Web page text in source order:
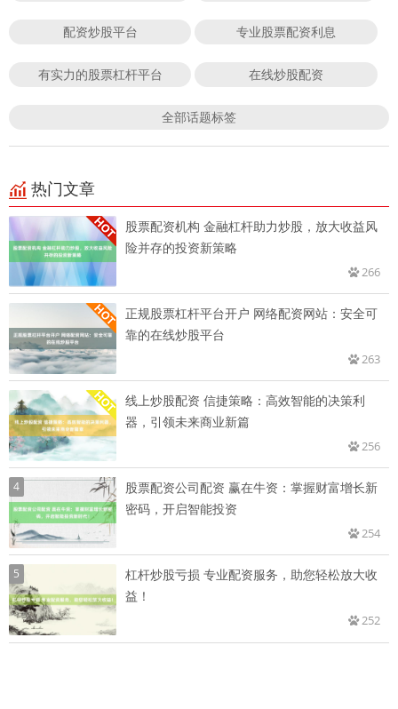
配资炒股平台 专业股票配资利息
有实力的股票杠杆平台 在线炒股配资
全部话题标签
热门文章
股票配资机构 金融杠杆助力炒股，放大收益风
险并存的投资新策略
266
正规股票杠杆平台开户 网络配资网站：安全可
靠的在线炒股平台
263
线上炒股配资 信捷策略：高效智能的决策利
器，引领未来商业新篇
256
4
股票配资公司配资 赢在牛资：掌握财富增长新
密码，开启智能投资
254
5
杠杆炒股亏损 专业配资服务，助您轻松放大收
益！
252